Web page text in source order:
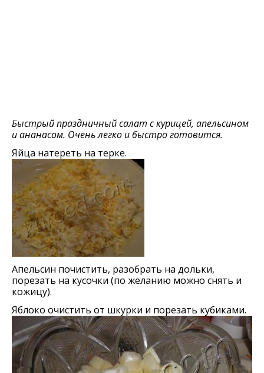
Быстрый праздничный салат с курицей, апельсином
и ананасом. Очень легко и быстро готовится.
Яйца натереть на терке.
Апельсин почистить, разобрать на дольки,
порезать на кусочки (по желанию можно снять и
кожицу).
Яблоко очистить от шкурки и порезать кубиками.